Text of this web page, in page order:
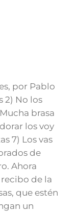
por Pablo
2) No los
brasa
los voy
7) Los vas
de
Ahora
de la
que estén
un